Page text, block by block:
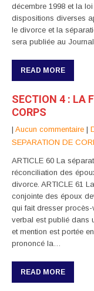
décembre 1998 et la
dispositions diverses
le divorce et la
sera publiée au
READ MORE
SECTION 4 : LA
CORPS
| Aucun commentaire |
SEPARATION DE
ARTICLE 60 La
réconciliation des
divorce. ARTICLE 61
conjointe des époux
qui fait dresser
verbal est publié dans
et mention est portée
prononcé la…
READ MORE